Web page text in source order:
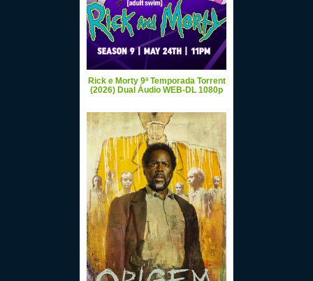
Rick e Morty 9ª Temporada Torrent
(2026) Dual Áudio WEB-DL 1080p